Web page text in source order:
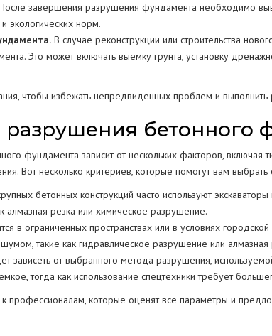
завершения разрушения фундамента необходимо
экологических норм.
В случае реконструкции или строительства
Это может включать выемку грунта, установку
чтобы избежать непредвиденных проблем и выполнить
бетонного
фундамента зависит от нескольких факторов, включая
Вот несколько критериев, которые помогут вам
бетонных конструкций часто используют
алмазная резка или химическое разрушение.
в ограниченных пространствах или в условиях
такие как гидравлическое разрушение или алмазная
зависеть от выбранного метода разрушения,
тогда как использование спецтехники требует
профессионалам, которые оценят все параметры и